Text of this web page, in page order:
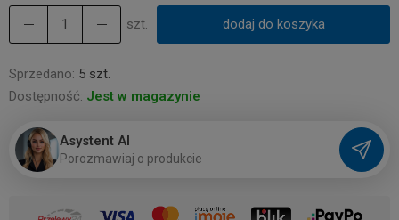
szt. dodaj do koszyka
Sprzedano: 5 szt.
Dostępność: Jest w magazynie
Asystent AI
Porozmawiaj o produkcie